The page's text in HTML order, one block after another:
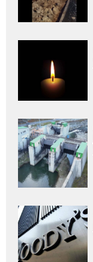
subtitlu
aici textul
pentru
subtitlu
Adaugă
aici textul
pentru
subtitlu
Adaugă
aici textul
pentru
subtitlu